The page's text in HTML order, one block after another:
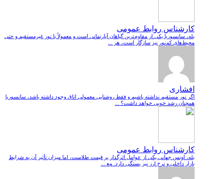
کارشناس روابط عمومی
بله، سانسوریا یکی از مقاوم‌ترین گیاهان آپارتمانی است و معمولاً با نور غیرمستقیم و حتی
محیط‌های کم‌نور نیز سازگار است، هر ...
افشاری
اگر نور مستقیم نداشته باشیم و فقط روشنایی معمولی اتاق وجود داشته باشد، سانسوریا
همچنان رشد خوبی خواهد داشت؟ ...
کارشناس روابط عمومی
بله، اونس جهانی یکی از عوامل اثرگذار بر قیمت طلاست، اما میزان تأثیر آن به شرایط
بازار داخلی و نرخ ارز نیز بستگی دارد. مع ...